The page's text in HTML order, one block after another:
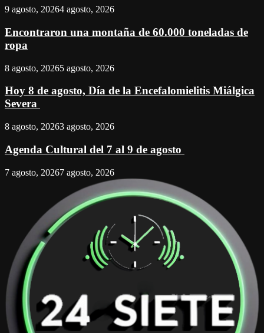
9 agosto, 20264 agosto, 2026
Encontraron una montaña de 60.000 toneladas de
ropa
8 agosto, 20265 agosto, 2026
Hoy 8 de agosto, Día de la Encefalomielitis Miálgica
Severa
8 agosto, 20263 agosto, 2026
Agenda Cultural del 7 al 9 de agosto
7 agosto, 20267 agosto, 2026